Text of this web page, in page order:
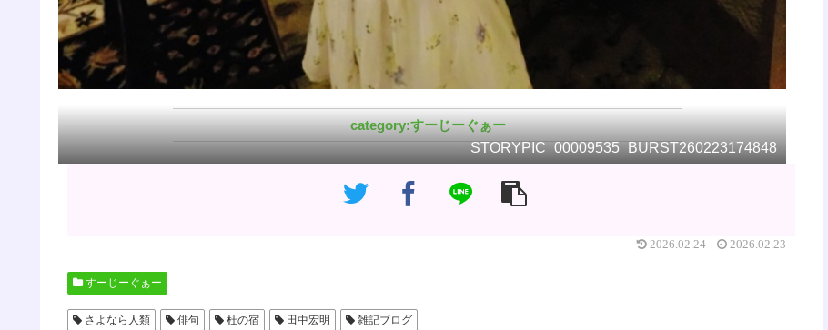
すーじーぐぁー
STORYPIC_00009535_BURST260223174848
2026.02.24 2026.02.23
すーじーぐぁー
さよなら人類 俳句 杜の宿 田中宏明 雑記ブログ